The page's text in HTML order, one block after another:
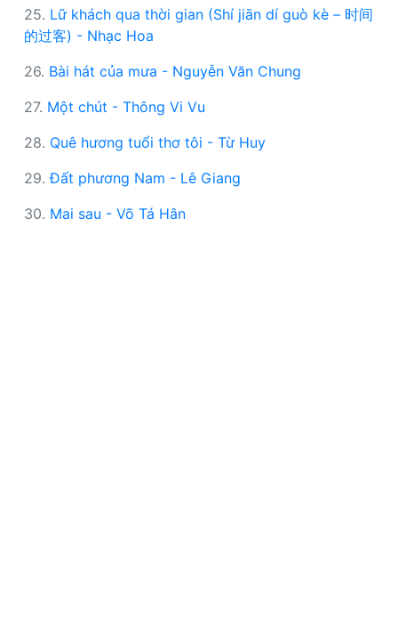
25. Lữ khách qua thời gian (Shí jiān dí guò kè – 时间
的过客) - Nhạc Hoa
26. Bài hát của mưa - Nguyễn Văn Chung
27. Một chút - Thông Vi Vu
28. Quê hương tuổi thơ tôi - Từ Huy
29.Đất phương Nam - Lê Giang
30. Mai sau - Võ Tá Hân